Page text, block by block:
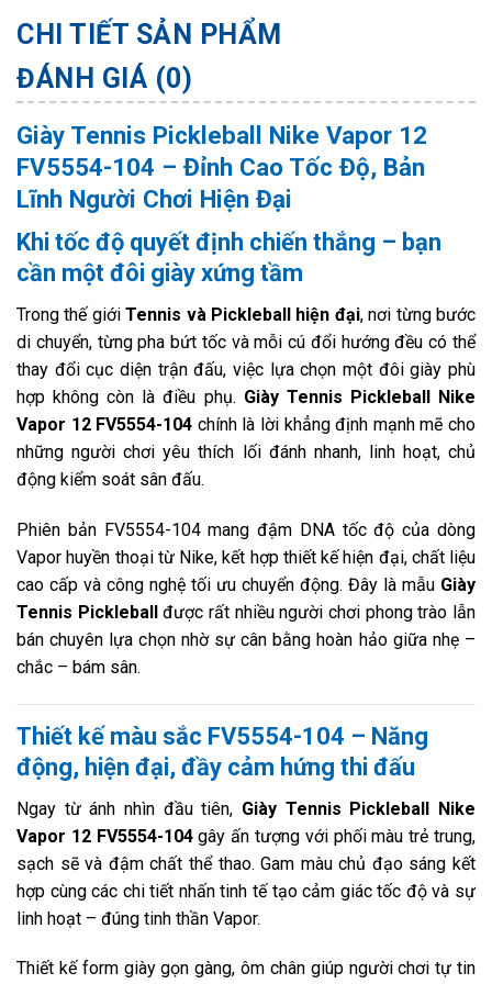
CHI TIẾT SẢN PHẨM
ĐÁNH GIÁ (0)
Giày Tennis Pickleball Nike Vapor 12
FV5554-104 – Đỉnh Cao Tốc Độ, Bản
Lĩnh Người Chơi Hiện Đại
Khi tốc độ quyết định chiến thắng – bạn
cần một đôi giày xứng tầm
Trong thế giớiTennis và Pickleball hiện đại, nơi từng bước
di chuyển, từng pha bứt tốc và mỗi cú đổi hướng đều có thể
thay đổi cục diện trận đấu, việc lựa chọn một đôi giày phù
hợp không còn là điều phụ. Giày Tennis Pickleball Nike
Vapor 12 FV5554-104 chính là lời khẳng định mạnh mẽ cho
những người chơi yêu thích lối đánh nhanh, linh hoạt, chủ
động kiểm soát sân đấu.
Phiên bản FV5554-104 mang đậm DNA tốc độ của dòng
Vapor huyền thoại từ Nike, kết hợp thiết kế hiện đại, chất liệu
cao cấp và công nghệ tối ưu chuyển động. Đây là mẫu Giày
Tennis Pickleballđược rất nhiều người chơi phong trào lẫn
bán chuyên lựa chọn nhờ sự cân bằng hoàn hảo giữa nhẹ –
chắc – bám sân.
Thiết kế màu sắc FV5554-104 – Năng
động, hiện đại, đầy cảm hứng thi đấu
Ngay từ ánh nhìn đầu tiên, Giày Tennis Pickleball Nike
Vapor 12 FV5554-104gây ấn tượng với phối màu trẻ trung,
sạch sẽ và đậm chất thể thao. Gam màu chủ đạo sáng kết
hợp cùng các chi tiết nhấn tinh tế tạo cảm giác tốc độ và sự
linh hoạt – đúng tinh thần Vapor.
Thiết kế form giày gọn gàng, ôm chân giúp người chơi tự tin